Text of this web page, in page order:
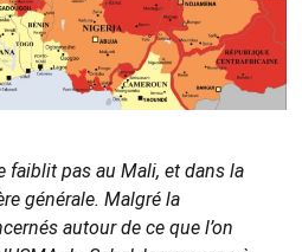
faiblit pas au Mali, et dans la
générale. Malgré la
autour de ce que l’on